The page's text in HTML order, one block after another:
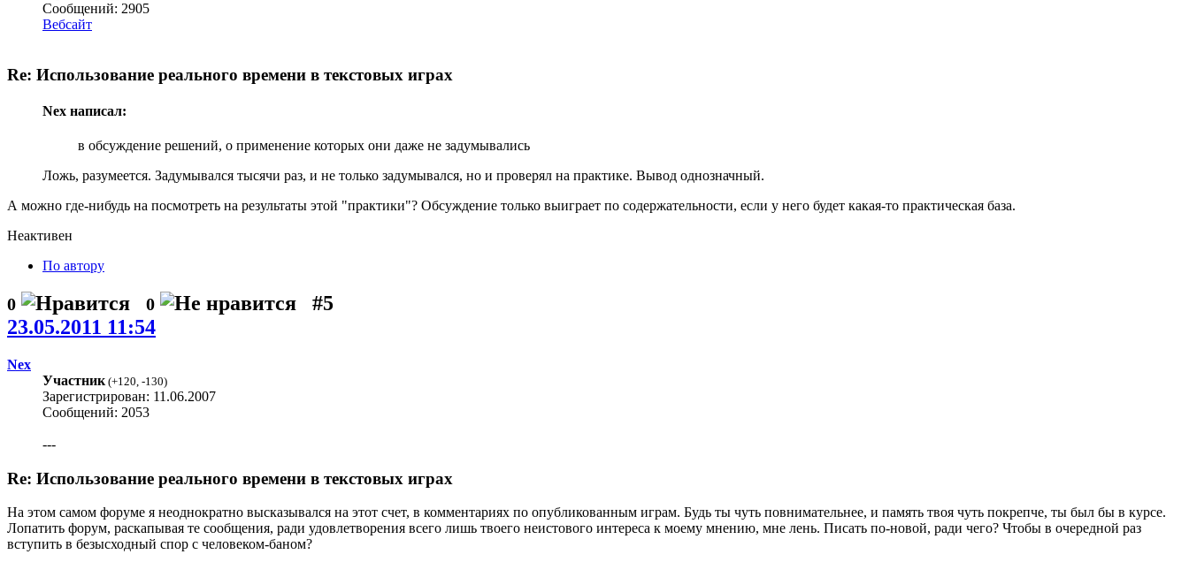
Сообщений: 2905
Вебсайт
Re: Использование реального времени в текстовых играх
Nex написал:
в обсуждение решений, о применение которых они даже не задумывались
Ложь, разумеется. Задумывался тысячи раз, и не только задумывался, но и проверял на практике. Вывод однозначный.
А можно где-нибудь на посмотреть на результаты этой "практики"? Обсуждение только выиграет по содержательности, если у него будет какая-то практическая база.
Неактивен
По автору
0 0
#5
23.05.2011 11:54
Nex
Участник (+120 -130)
Зарегистрирован: 11.06.2007
Сообщений: 2053
---
Re: Использование реального времени в текстовых играх
На этом самом форуме я неоднократно высказывался на этот счет, в комментариях по опубликованным играм. Будь ты чуть повнимательнее, и память твоя чуть покрепче, ты был бы в курсе.
Лопатить форум, раскапывая те сообщения, ради удовлетворения всего лишь твоего неистового интереса к моему мнению, мне лень. Писать по-новой, ради чего? Чтобы в очередной раз
вступить в безысходный спор с человеком-баном?